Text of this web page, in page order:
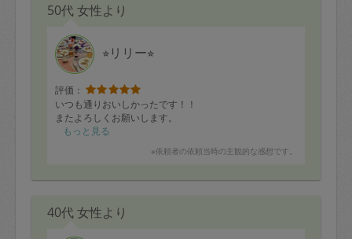
50代 女性より
⭐︎リリー⭐︎
評価：
いつも通りおいしかったです！！
またよろしくお願いします。
もっと見る
※依頼者の依頼当時の主観的な感想です。
40代 女性より